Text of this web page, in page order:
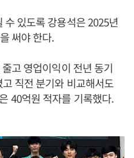
있도록 강용석은 2025년
써야 한다.
고 영업이익이 전년 동기
직전 분기와 비교해서도
40억원 적자를 기록했다.